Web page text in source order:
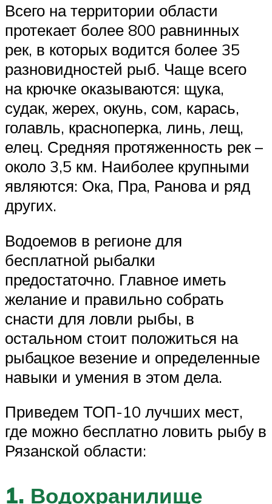
Всего на территории области
протекает более 800 равнинных
рек, в которых водится более 35
разновидностей рыб. Чаще всего
на крючке оказываются: щука,
судак, жерех, окунь, сом, карась,
голавль, красноперка, линь, лещ,
елец. Средняя протяженность рек –
около 3,5 км. Наиболее крупными
являются: Ока, Пра, Ранова и ряд
других.
Водоемов в регионе для
бесплатной рыбалки
предостаточно. Главное иметь
желание и правильно собрать
снасти для ловли рыбы, в
остальном стоит положиться на
рыбацкое везение и определенные
навыки и умения в этом дела.
Приведем ТОП-10 лучших мест,
где можно бесплатно ловить рыбу в
Рязанской области:
1. Водохранилище